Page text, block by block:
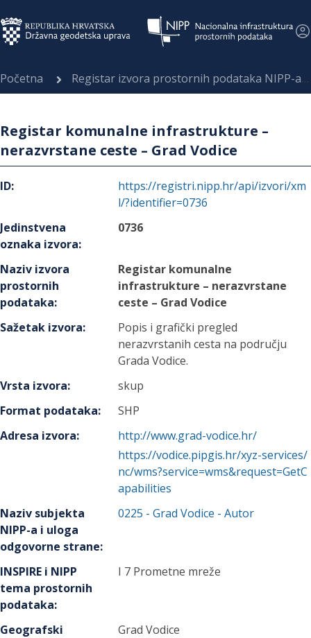
Početna Registar izvora prostornih podataka NIPP-a
Registar komunalne infrastrukture –
nerazvrstane ceste – Grad Vodice
ID:
https://registri.nipp.hr/api/izvori/xm
l/?identifier=0736
Jedinstvena
oznaka izvora:
0736
Naziv izvora
prostornih
podataka:
Registar komunalne
infrastrukture – nerazvrstane
ceste – Grad Vodice
Sažetak izvora:
Popis i grafički pregled
nerazvrstanih cesta na području
Grada Vodice.
Vrsta izvora:
skup
Format podataka:
SHP
Adresa izvora:
http://www.grad-vodice.hr/
https://vodice.pipgis.hr/xyz-services/
nc/wms?service=wms&request=GetC
apabilities
Naziv subjekta
NIPP-a i uloga
odgovorne strane:
0225 -Grad Vodice - Autor
INSPIRE i NIPP
tema prostornih
podataka:
I 7 Prometne mreže
Geografski
Grad Vodice